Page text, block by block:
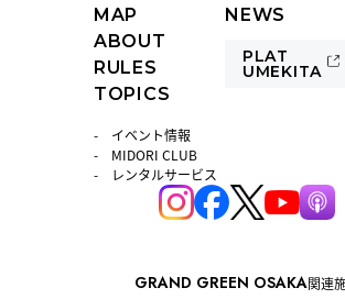
MAP
ABOUT
RULES
TOPICS
イベント情報
MIDORI CLUB
レンタルサービス
NEWS
PLAT
UMEKITA
GRAND GREEN OSAKA関連